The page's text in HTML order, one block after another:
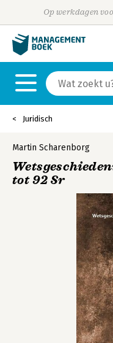
Op werkdagen
Juridisch
Martin Scharenborg
tot 92 Sr